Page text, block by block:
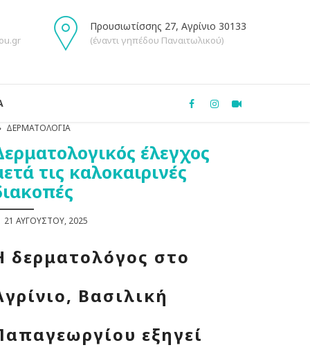
Προυσιωτίσσης 27, Αγρίνιο 30133
(έναντι γηπέδου Παναιτωλικού)
ΔΕΡΜΑΤΟΛΟΓΊΑ
έλεγχος
τις καλοκαιρινές
21 ΑΥΓΟΎΣΤΟΥ, 2025
δερματολόγος στο
Βασιλική
εξηγεί